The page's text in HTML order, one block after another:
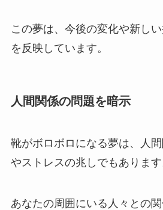
この夢は、今後の変化や新し
を反映しています。
人間関係の問題を暗示
靴がボロボロになる夢は、人
やストレスの兆しでもあります
あなたの周囲にいる人々との